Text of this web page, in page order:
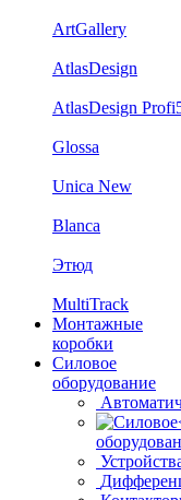
ArtGallery
AtlasDesign
AtlasDesign
Glossa
Unica New
Blanca
Этюд
MultiTrack
Монтажные
коробки
Силовое
оборудование